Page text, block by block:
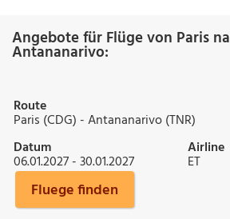
Angebote für Flüge von Paris
Antananarivo:
Route
Paris (CDG) - Antananarivo (TNR)
Datum
06.01.2027 - 30.01.2027
Airline
ET
Fluege finden